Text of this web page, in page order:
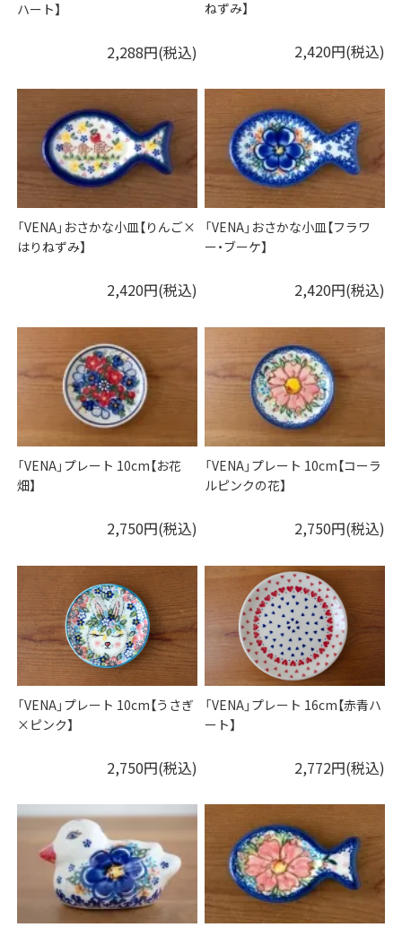
ハート】
2,288円(税込)
ねずみ】
2,420円(税込)
「VENA」おさかな小皿【りんご×
はりねずみ】
2,420円(税込)
「VENA」おさかな小皿【フラワ
ー・ブーケ】
2,420円(税込)
「VENA」プレート 10cm【お花
畑】
2,750円(税込)
「VENA」プレート 10cm【コーラ
ルピンクの花】
2,750円(税込)
「VENA」プレート 10cm【うさぎ
×ピンク】
2,750円(税込)
「VENA」プレート 16cm【赤青ハ
ート】
2,772円(税込)